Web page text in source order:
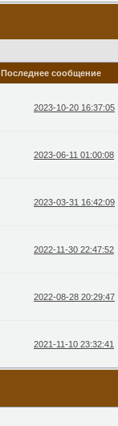
Последнее сообщение
2023-10-20 16:37:05
2023-06-11 01:00:08
2023-03-31 16:42:09
2022-11-30 22:47:52
2022-08-28 20:29:47
2021-11-10 23:32:41